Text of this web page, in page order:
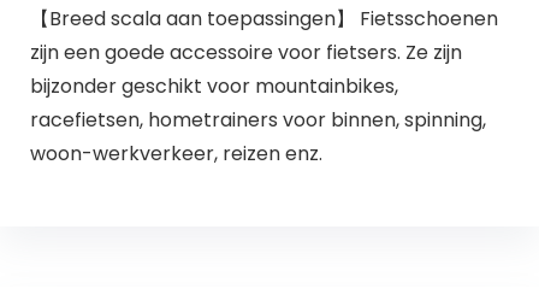
【Breed scala aan toepassingen】 Fietsschoenen
zijn een goede accessoire voor fietsers. Ze zijn
bijzonder geschikt voor mountainbikes,
racefietsen, hometrainers voor binnen, spinning,
woon-werkverkeer, reizen enz.